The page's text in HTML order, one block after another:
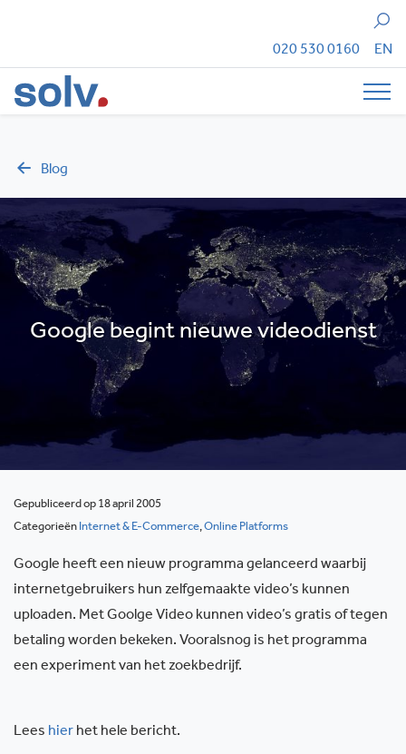
Zoeken
020 530 0160 EN
Blog
Google begint nieuwe videodienst
Gepubliceerd op 18 april 2005
Categorieën Internet & E-Commerce,Online Platforms
Google heeft een nieuw programma gelanceerd waarbij
internetgebruikers hun zelfgemaakte video’s kunnen
uploaden. Met Goolge Video kunnen video’s gratis of tegen
betaling worden bekeken. Vooralsnog is het programma
een experiment van het zoekbedrijf.
Lees hier het hele bericht.